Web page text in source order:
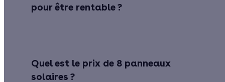
pour être rentable ?
Quel est le prix de 8 panneaux
solaires ?